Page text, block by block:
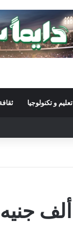
تعليم و تكنولوجيا
فرص عمل برواتب تصل